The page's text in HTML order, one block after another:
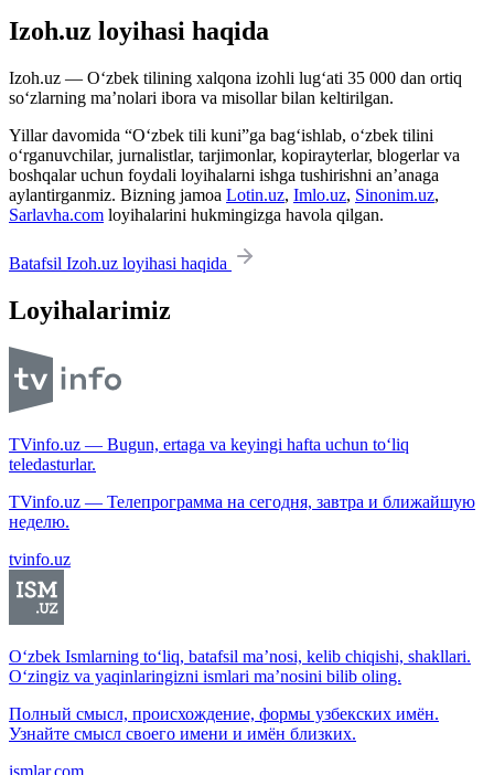
Izoh.uz loyihasi haqida
Izoh.uz — O‘zbek tilining xalqona izohli lug‘ati 35 000 dan ortiq
so‘zlarning ma’nolari ibora va misollar bilan keltirilgan.
Yillar davomida “O‘zbek tili kuni”ga bag‘ishlab, o‘zbek tilini
o‘rganuvchilar, jurnalistlar, tarjimonlar, kopirayterlar, blogerlar va
boshqalar uchun foydali loyihalarni ishga tushirishni an’anaga
aylantirganmiz. Bizning jamoa Lotin.uz, Imlo.uz, Sinonim.uz,
Sarlavha.com loyihalarini hukmingizga havola qilgan.
Batafsil Izoh.uz loyihasi haqida
Loyihalarimiz
TVinfo.uz — Bugun, ertaga va keyingi hafta uchun to‘liq
teledasturlar.
TVinfo.uz — Телепрограмма на сегодня, завтра и ближайшую
неделю.
tvinfo.uz
O‘zbek Ismlarning to‘liq, batafsil ma’nosi, kelib chiqishi, shakllari.
O‘zingiz va yaqinlaringizni ismlari ma’nosini bilib oling.
Полный смысл, происхождение, формы узбекских имён.
Узнайте смысл своего имени и имён близких.